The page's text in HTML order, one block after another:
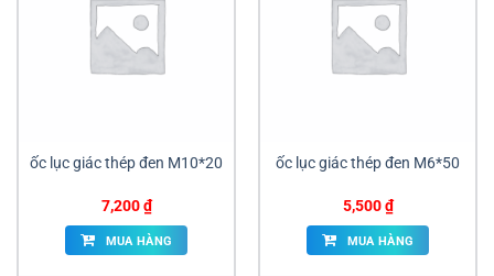
ốc lục giác thép đen M10*20
7,200₫
MUA HÀNG
ốc lục giác thép đen M6*50
5,500₫
MUA HÀNG